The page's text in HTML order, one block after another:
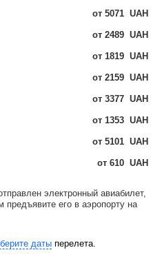
от 5071 UAH
от 2489 UAH
от 1819 UAH
от 2159 UAH
от 3377 UAH
от 1353 UAH
от 5101 UAH
от 610 UAH
электронный авиабилет,
предъявите его в аэропорту на
даты перелета.